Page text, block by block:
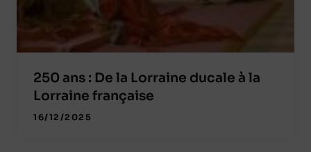
250 ans : De la Lorraine ducale à la
Lorraine française
16/12/2025